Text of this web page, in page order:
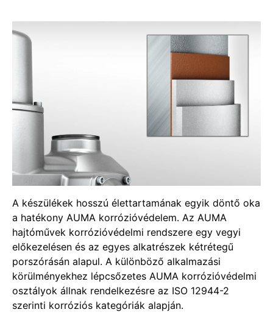
A készülékek hosszú élettartamának egyik döntő oka
a hatékony AUMA korrózióvédelem. Az AUMA
hajtóművek korrózióvédelmi rendszere egy vegyi
előkezelésen és az egyes alkatrészek kétrétegű
porszórásán alapul. A különböző alkalmazási
körülményekhez lépcsőzetes AUMA korrózióvédelmi
osztályok állnak rendelkezésre az ISO 12944-2
szerinti korróziós kategóriák alapján.